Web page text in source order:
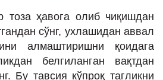
тоза ҳавога олиб чиқишдан
сўнг, ухлашидан аввал
алмаштиришни қоидага
белгиланган вақтдан
Бу тавсия кўпроқ тагликни